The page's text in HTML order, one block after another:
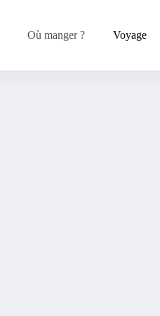
Où manger ? Voyage